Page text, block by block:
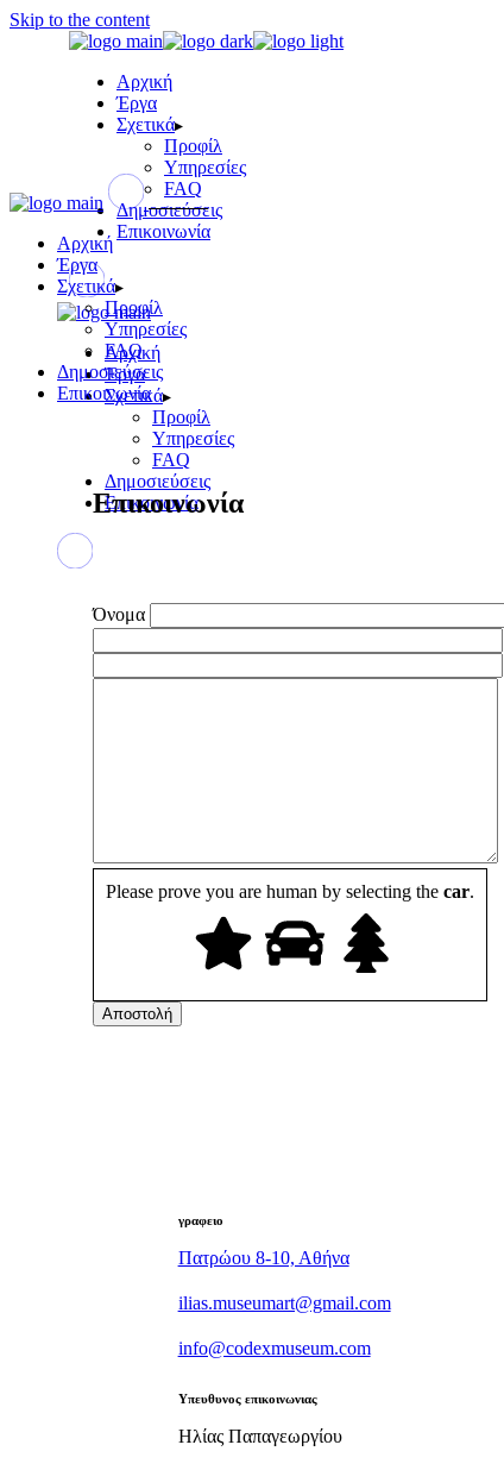
Skip to the content
Αρχική
Έργα
Σχετικά
Προφίλ
Υπηρεσίες
FAQ
Δημοσιεύσεις
Επικοινωνία
Αρχική
Έργα
Σχετικά
Προφίλ
Υπηρεσίες
FAQ
Δημοσιεύσεις
Επικοινωνία
Αρχική
Έργα
Σχετικά
Προφίλ
Υπηρεσίες
FAQ
Δημοσιεύσεις
Επικοινωνία
Επικοινωνία
Όνομα
Please prove you are human by selecting the car.
Αποστολή
γραφειο
Πατρώου 8-10, Αθήνα
ilias.museumart@gmail.com
info@codexmuseum.com
Υπευθυνος επικοινωνιας
Ηλίας Παπαγεωργίου